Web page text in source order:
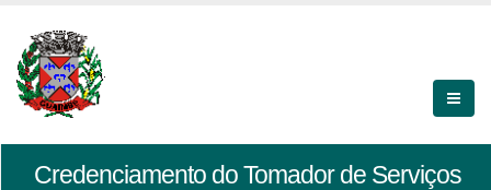
Credenciamento do Tomador de Serviços